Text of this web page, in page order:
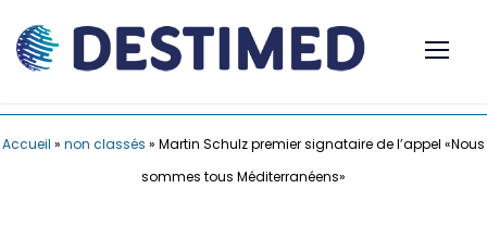
Accueil » non classés » Martin Schulz premier signataire de l’appel «Nous
sommes tous Méditerranéens»